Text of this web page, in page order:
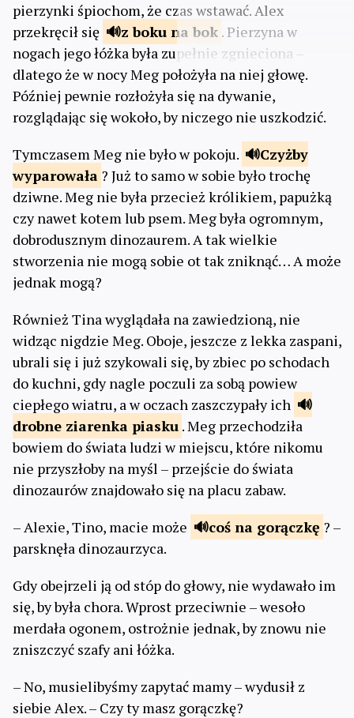
pierzynki śpiochom, że czas wstawać. Alex
przekręcił się
z boku na bok . Pierzyna w
nogach jego łóżka była zupełnie zgnieciona –
dlatego że w nocy Meg położyła na niej głowę.
Później pewnie rozłożyła się na dywanie,
rozglądając się wokoło, by niczego nie uszkodzić.
Tymczasem Meg nie było w pokoju.
Czyżby
wyparowała ? Już to samo w sobie było trochę
dziwne. Meg nie była przecież królikiem, papużką
czy nawet kotem lub psem. Meg była ogromnym,
dobrodusznym dinozaurem. A tak wielkie
stworzenia nie mogą sobie ot tak zniknąć… A może
jednak mogą?
Również Tina wyglądała na zawiedzioną, nie
widząc nigdzie Meg. Oboje, jeszcze z lekka zaspani,
ubrali się i już szykowali się, by zbiec po schodach
do kuchni, gdy nagle poczuli za sobą powiew
ciepłego wiatru, a w oczach zaszczypały ich
drobne ziarenka piasku . Meg przechodziła
bowiem do świata ludzi w miejscu, które nikomu
nie przyszłoby na myśl – przejście do świata
dinozaurów znajdowało się na placu zabaw.
– Alexie, Tino, macie może
coś na gorączkę ? –
parsknęła dinozaurzyca.
Gdy obejrzeli ją od stóp do głowy, nie wydawało im
się, by była chora. Wprost przeciwnie – wesoło
merdała ogonem, ostrożnie jednak, by znowu nie
zniszczyć szafy ani łóżka.
– No, musielibyśmy zapytać mamy – wydusił z
siebie Alex. – Czy ty masz gorączkę?